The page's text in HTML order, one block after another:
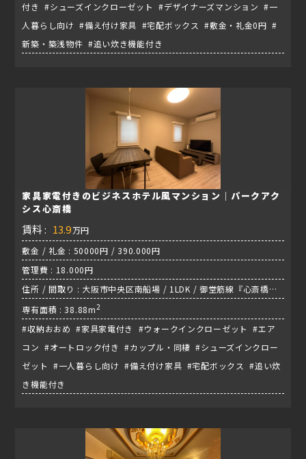
付き #シューズインクローゼット #デザイナーズマンション #一
人暮らし向け #備え付け家具 #宅配ボックス #敷金・礼金0円 #
新築・築浅物件 #追い炊き機能付き
家具家電付きのビジネスホテル風マンション｜パークアク
シス心斎橋
賃料 : 13.9万円
敷金 / 礼金 : 50000円 / 390.000円
管理費 : 18.000円
住所 / 間取り : 大阪市中央区南船場 / 1LDK / 御堂筋線『心斎橋
駅』
専有面積 : 38.88m2
#収納おおめ #家具家電付き #ウォークインクローゼット #エア
コン #オートロック付き #カップル・同棲 #シューズインクロー
ゼット #一人暮らし向け #備え付け家具 #宅配ボックス #追い炊
き機能付き